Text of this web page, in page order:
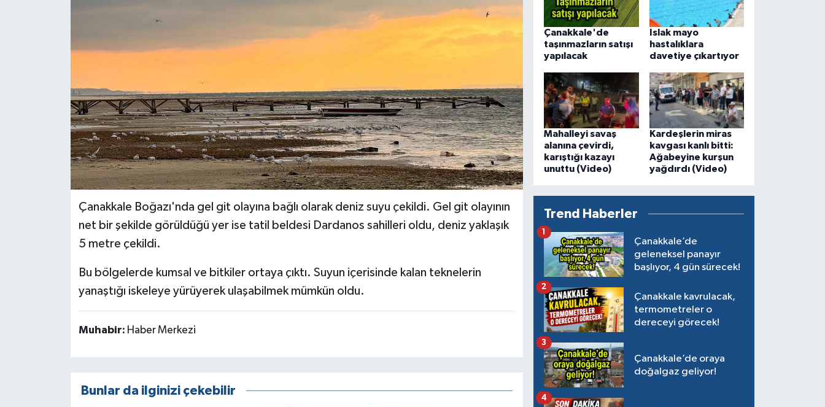
Çanakkale Boğazı'nda gel git olayına bağlı olarak deniz suyu çekildi. Gel git olayının
net bir şekilde görüldüğü yer ise tatil beldesi Dardanos sahilleri oldu, deniz yaklaşık
5 metre çekildi.
Bu bölgelerde kumsal ve bitkiler ortaya çıktı. Suyun içerisinde kalan teknelerin
yanaştığı iskeleye yürüyerek ulaşabilmek mümkün oldu.
Muhabir: Haber Merkezi
Bunlar da ilginizi çekebilir
Çanakkale'de
taşınmazların satışı
yapılacak
Islak mayo
hastalıklara
davetiye çıkartıyor
Mahalleyi savaş
alanına çevirdi,
karıştığı kazayı
unuttu (Video)
Kardeşlerin miras
kavgası kanlı bitti:
Ağabeyine kurşun
yağdırdı (Video)
Trend Haberler
Çanakkale’de
geleneksel panayır
başlıyor, 4 gün sürecek!
1
Çanakkale kavrulacak,
termometreler o
dereceyi görecek!
2
Çanakkale’de oraya
doğalgaz geliyor!
3
4